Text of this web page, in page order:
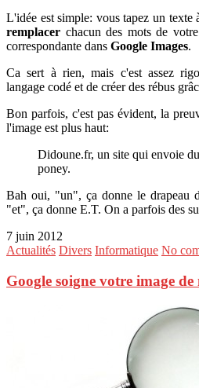
L'idée est simple: vous tapez un texte
remplacer chacun des mots de
correspondante dans Google Images.
Ca sert à rien, mais c'est assez
langage codé et de créer des rébus
Bon parfois, c'est pas évident, la
l'image est plus haut:
Didoune.fr, un site qui envoie
poney.
Bah oui, "un", ça donne le drapeau
"et", ça donne E.T. On a parfois des
7 juin 2012
Actualités Divers Informatique No
Google soigne votre image